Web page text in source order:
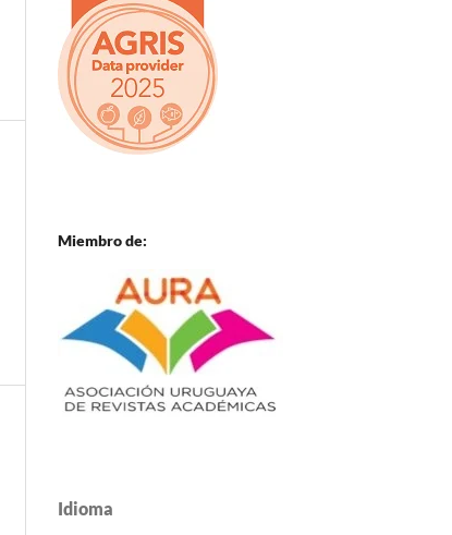
Miembro de:
Idioma